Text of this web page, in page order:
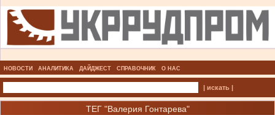
НОВОСТИ АНАЛИТИКА ДАЙДЖЕСТ СПРАВОЧНИК О НАС
| искать |
ТЕГ "Валерия Гонтарева"